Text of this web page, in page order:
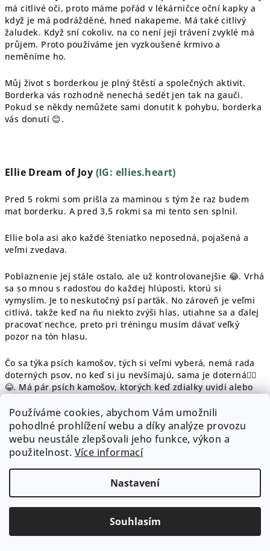
Používáme cookies, abychom Vám umožnili
pohodlné prohlížení webu a díky analýze provozu
webu neustále zlepšovali jeho funkce, výkon a
použitelnost. Více informací
Nastavení
Souhlasím
má citlivé oči, proto máme pořád v lékárničce oční kapky a
když je má podrážděné, hned nakapeme. Má také citlivý
žaludek. Když sní cokoliv, na co není její trávení zvyklé má
průjem. Proto používáme jen vyzkoušené krmivo a
neměníme ho.
Můj život s borderkou je plný štěstí a společných aktivit.
Borderka vás rozhodně nenechá sedět jen tak na gauči.
Pokud se někdy nemůžete sami donutit k pohybu, borderka
vás donutí 😊.
Ellie Dream of Joy (IG: ellies.heart)
Pred 5 rokmi som prišla za maminou s tým že raz budem
mat borderku. A pred 3,5 rokmi sa mi tento sen splnil.
Ellie bola asi ako každé šteniatko neposedná, pojašená a
veľmi zvedava.
Poblaznenie jej stále ostalo, ale už kontrolovanejšie 😂. Vrhá
sa so mnou s radosťou do každej hlúposti, ktorú si
vymyslím. Je to neskutočný psí parťák. No zároveň je veľmi
citlivá, takže keď na ňu niekto zvýši hlas, utiahne sa a ďalej
pracovať nechce, preto pri tréningu musím dávať veľký
pozor na tón hlasu.
Čo sa týka psích kamošov, tých si veľmi vyberá, nemá rada
doterných psov, no keď si ju nevšímajú, sama je doterná🤷‍♀️
😂. Má pár psích kamošov, ktorých keď zdialky uvidí alebo
Keďže som veľmi túžila mať psa, ktorý nebude mať problém
s ľuďmi, ako šteniatko som ju strašne presozializovala a tak
teraz keď na ňu niekto čo i len pekne pozrie, chce sa ísť
mojkať, nehovoriac o tom keď na ňu niekto prehovorí a deti
tak isto miluje ❤️
Hoci je Ellie pastiersky pes, nikdy nič nepasla, možno je to
tým ze má rešpekt aj pred malým mačiatkom. 😅
S motiváciou nemáme žiadny problém, či už sú to pamlsky,